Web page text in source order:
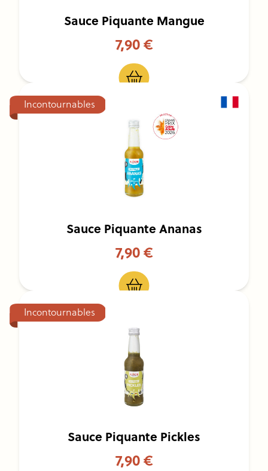
Sauce Piquante Mangue
7,90 €
Incontournables
Sauce Piquante Ananas
7,90 €
Incontournables
Sauce Piquante Pickles
7,90 €